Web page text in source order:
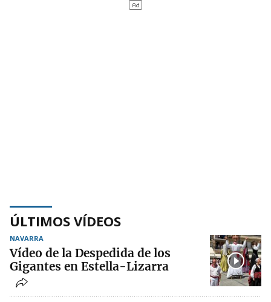
ÚLTIMOS VÍDEOS
NAVARRA
Vídeo de la Despedida de los
Gigantes en Estella-Lizarra